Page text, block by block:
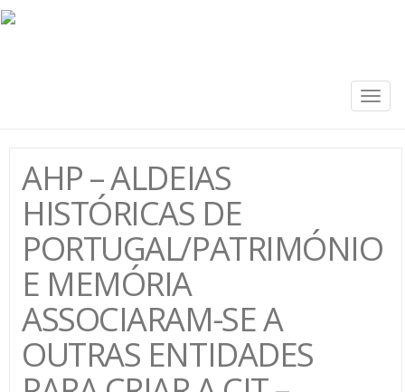
AHP – ALDEIAS
HISTÓRICAS DE
PORTUGAL/PATRIMÓNIO
E MEMÓRIA
ASSOCIARAM-SE A
OUTRAS ENTIDADES